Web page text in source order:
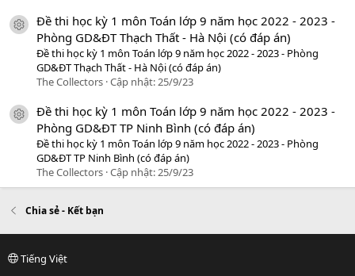
icon tài liệu
Đề thi học kỳ 1 môn Toán lớp 9 năm học 2022 - 2023 -
Phòng GD&ĐT Thạch Thất - Hà Nội (có đáp án)
Đề thi học kỳ 1 môn Toán lớp 9 năm học 2022 - 2023 - Phòng
GD&ĐT Thạch Thất - Hà Nội (có đáp án)
The Collectors Cập nhật:25/9/23
icon tài liệu
Đề thi học kỳ 1 môn Toán lớp 9 năm học 2022 - 2023 -
Phòng GD&ĐT TP Ninh Bình (có đáp án)
Đề thi học kỳ 1 môn Toán lớp 9 năm học 2022 - 2023 - Phòng
GD&ĐT TP Ninh Bình (có đáp án)
The Collectors Cập nhật: 25/9/23
Chia sẻ - Kết bạn
Tiếng Việt